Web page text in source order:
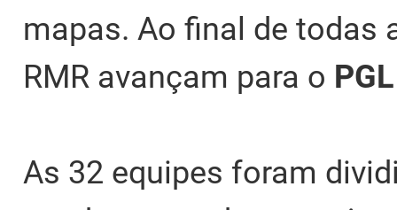
mapas. Ao final de todas
RMR avançam para o
As 32 equipes foram